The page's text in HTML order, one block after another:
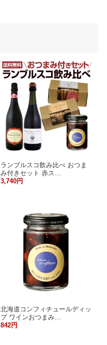
ランブルスコ飲み比べ おつま
み付きセット 赤ス…
3,740円
北海道コンフィチュールディッ
プ ワインおつまみ…
842円